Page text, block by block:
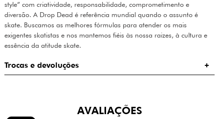
style” com criatividade, responsabilidade, comprometimento e
diversão. A Drop Dead é referência mundial quando o assunto é
skate. Buscamos as melhores fórmulas para atender os mais
exigentes skatistas e nos mantemos fiéis às nossa raizes, à cultura e
essência da atitude skate.
Trocas e devoluções
AVALIAÇÕES